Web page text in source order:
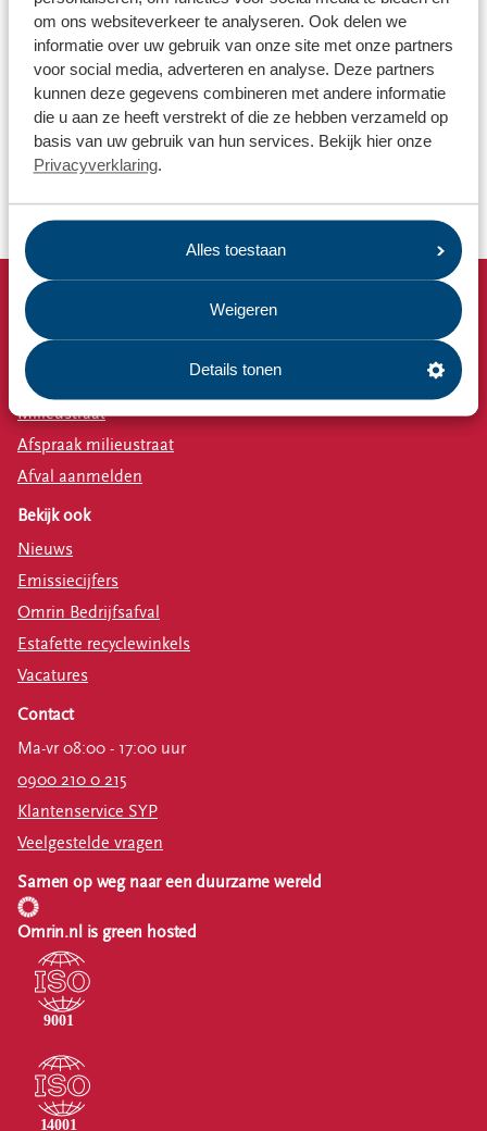
om ons websiteverkeer te analyseren. Ook delen we
informatie over uw gebruik van onze site met onze partners
voor social media, adverteren en analyse. Deze partners
kunnen deze gegevens combineren met andere informatie
die u aan ze heeft verstrekt of die ze hebben verzameld op
basis van uw gebruik van hun services. Bekijk hier onze
Privacyverklaring.
Alles toestaan
Weigeren
Details tonen
Waar kan ik mijn kerstboom inleveren?
Hoe kom ik aan een zwerfafvalcontainer?
Wat gebeurt er met mijn groen-afval?
Waarom moet ik mijn afval scheiden?
Snel naar
Afvalkalender
Omrin Afvalapp
Milieustraat
Afspraak milieustraat
Afval aanmelden
Bekijk ook
Nieuws
Emissiecijfers
Omrin Bedrijfsafval
Estafette recyclewinkels
Vacatures
Contact
Ma-vr 08:00 - 17:00 uur
0900 210 0 215
Klantenservice SYP
Veelgestelde vragen
Samen op weg naar een duurzame wereld
Omrin.nl is green hosted